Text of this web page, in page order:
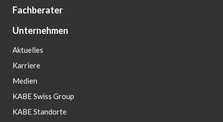
Fachberater
Unternehmen
Aktuelles
Karriere
Medien
KABE Swiss Group
KABE Standorte